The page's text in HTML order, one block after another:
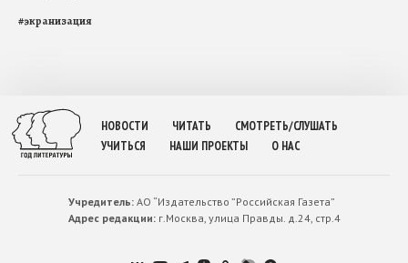
#экранизация
НОВОСТИ ЧИТАТЬ
СМОТРЕТЬ/СЛУШАТЬ
УЧИТЬСЯ
НАШИ ПРОЕКТЫ О НАС
Учредитель:АО “Издательство ”Российская Газета”
Адрес редакции:г.Москва, улица Правды. д.24, стр.4